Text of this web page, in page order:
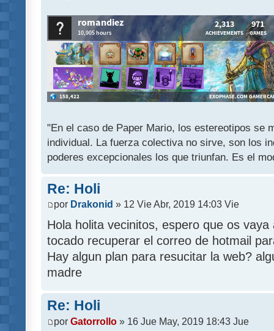
"En el caso de Paper Mario, los estereotipos se
individual. La fuerza colectiva no sirve, son los
poderes excepcionales los que triunfan. Es el
Re: Holi
por Drakonid » 12 Vie Abr, 2019 14:03 Vie
Hola holita vecinitos, espero que os
tocado recuperar el correo de hotmail
Hay algun plan para resucitar la web?
madre
Re: Holi
por Gatorrollo » 16 Jue May, 2019 18:43 Jue